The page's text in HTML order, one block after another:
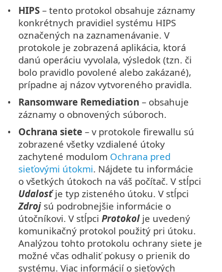
HIPS – tento protokol obsahuje záznamy
konkrétnych pravidiel systému HIPS
označených na zaznamenávanie. V
protokole je zobrazená aplikácia, ktorá
danú operáciu vyvolala, výsledok (tzn. či
bolo pravidlo povolené alebo zakázané),
prípadne aj názov vytvoreného pravidla.
Ransomware Remediation – obsahuje
záznamy o obnovených súboroch.
Ochrana siete – v protokole firewallu sú
zobrazené všetky vzdialené útoky
zachytené modulom Ochrana pred
sieťovými útokmi. Nájdete tu informácie
o všetkých útokoch na váš počítač. V stĺpci
Udalosťje typ zisteného útoku. V stĺpci
Zdroj sú podrobnejšie informácie o
útočníkovi. V stĺpciProtokol je uvedený
komunikačný protokol použitý pri útoku.
Analýzou tohto protokolu ochrany siete je
možné včas odhaliť pokusy o prienik do
systému. Viac informácií o sieťových